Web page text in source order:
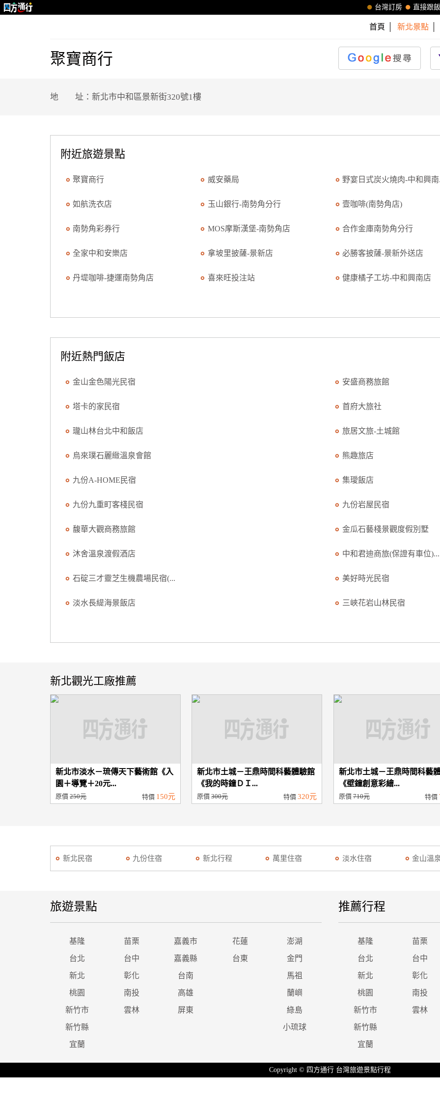
直接跟
台灣訂房
首頁 新北景點
聚寶商行
地 址：新北市中和區景新街320號1樓
附近旅遊景點
聚寶商行 威安藥局 野宴日式炭火燒肉-中和興南
如航洗衣店 玉山銀行-南勢角分行 壹咖啡(南勢角店)
南勢角彩券行 MOS摩斯漢堡-南勢角店 合作金庫南勢角分行
全家中和安樂店 拿坡里披薩-景新店 必勝客披薩-景新外送店
丹堤咖啡-捷運南勢角店 喜來旺投注站 健康橘子工坊-中和興南店
附近熱門飯店
金山金色陽光民宿 安盛商務旅館
塔卡的家民宿 首府大旅社
瓏山林台北中和飯店 旅居文旅-土城館
烏來璞石麗緻溫泉會館 熊趣旅店
九份A-HOME民宿 集璦飯店
九份九重町客棧民宿 九份岩屋民宿
馥華大觀商務旅館 金瓜石藝棧景觀度假別墅
沐舍溫泉渡假酒店 中和君迪商旅(保證有車位)...
石碇三才靈芝生機農場民宿(... 美好時光民宿
淡水長緹海景飯店 三峽花岩山林民宿
新北觀光工廠推薦
新北市淡水－琉傳天下藝術館《入
園＋導覽＋20元...
原價 250元 特價 150元
新北市土城－王鼎時間科藝體驗館
《我的時鐘ＤＩ...
原價300元 特價320元
新北市土城－王鼎時間科藝
《壁鐘創意彩繪...
原價710元 特價
新北民宿 九份住宿 新北行程 萬里住宿 淡水住宿 金山溫
旅遊景點
基隆 苗栗 嘉義市 花蓮 澎湖
台北 台中 嘉義縣 台東 金門
新北 彰化 台南 馬祖
桃園 南投 高雄 蘭嶼
新竹市 雲林 屏東 綠島
新竹縣 小琉球
宜蘭
推薦行程
基隆 苗栗
台北 台中
新北 彰化
桃園 南投
新竹市 雲林
新竹縣
宜蘭
Copyright © 四方通行 台灣旅遊景點行程